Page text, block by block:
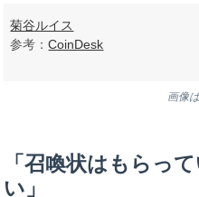
菊谷ルイス
参考：CoinDesk
画像
「召喚状はもらっ
い」